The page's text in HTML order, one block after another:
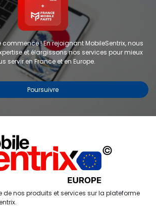
0
Compte
protection
pour iPhone 14 -
- Gris sidéral
3
commence ! En rejoignant MobileSentrix, nous
et élargissons nos services pour mieux
servir en France et en Europe.
Poursuivre
de nos produits et services sur la plateforme